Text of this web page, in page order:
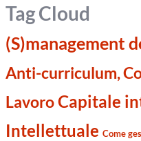
Tag Cloud
(S)management
Anti-curriculum,
LavoroCapitale
Intellettuale Come